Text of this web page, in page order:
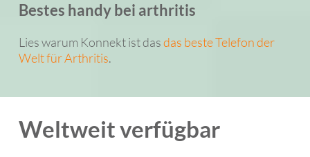
Bestes handy bei arthritis
Lies warum Konnekt ist dasdas beste Telefon der
Welt für Arthritis.
Weltweit verfügbar